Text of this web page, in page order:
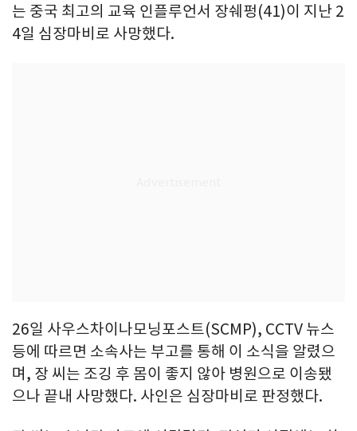
는 중국 최고의 교육 인플루언서 장쉐펑(41)이 지난 2
4일 심장마비로 사망했다.
26일 사우스차이나모닝포스트(SCMP), CCTV 뉴스
등에 따르면 소속사는 부고를 통해 이 소식을 알렸으
며, 장 씨는 조깅 후 몸이 좋지 않아 병원으로 이송됐
으나 끝내 사망했다. 사인은 심장마비로 판정했다.